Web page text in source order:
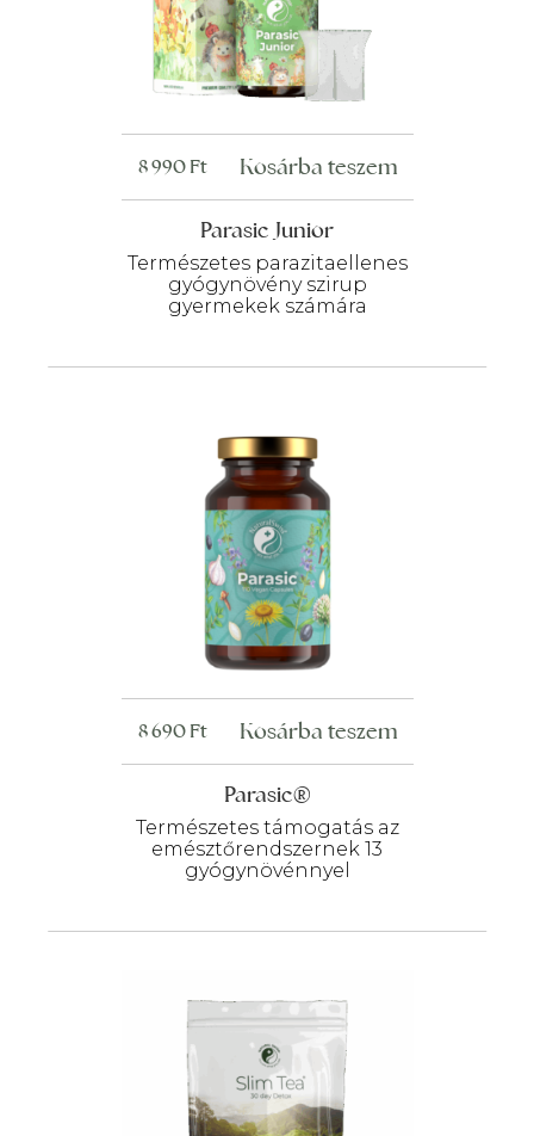
Parasic Junior
Természetes parazitaellenes
gyógynövény szirup
gyermekek számára
8 990Ft Kosárba teszem
Parasic®
Természetes támogatás az
emésztőrendszernek 13
gyógynövénnyel
8 690Ft Kosárba teszem